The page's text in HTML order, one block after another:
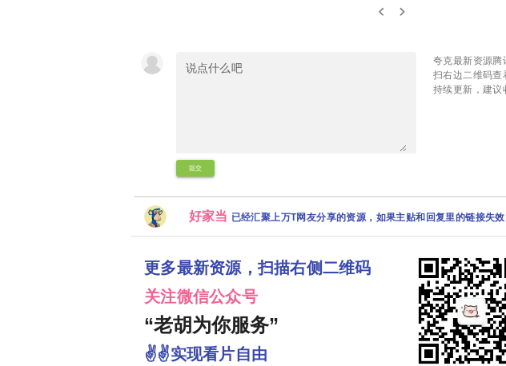
keyboard_arrow_left keyboard_arrow_right
提交
夸克最新资源腾
扫右边二维码查
持续更新，建议
好家当 已经汇聚上万T网友分享的资源，如果主贴和回复里的链接失
更多最新资源，扫描右侧二维码
关注微信公众号
“老胡为你服务”
✌✌实现看片自由